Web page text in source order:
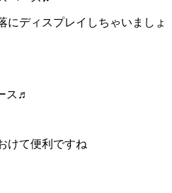
にディスプレイしちゃいましょ
ス♬
けて便利ですね